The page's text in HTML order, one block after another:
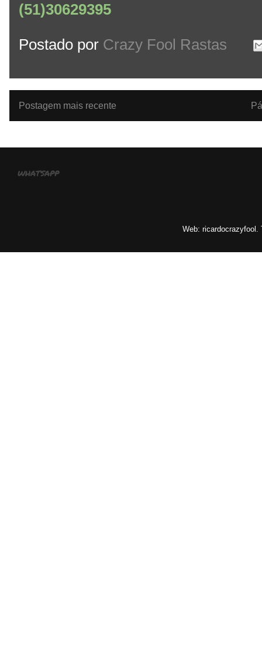
(51)30629395
Postado por Crazy Fool Rastas
Postagem mais recente
whatsapp
Web: